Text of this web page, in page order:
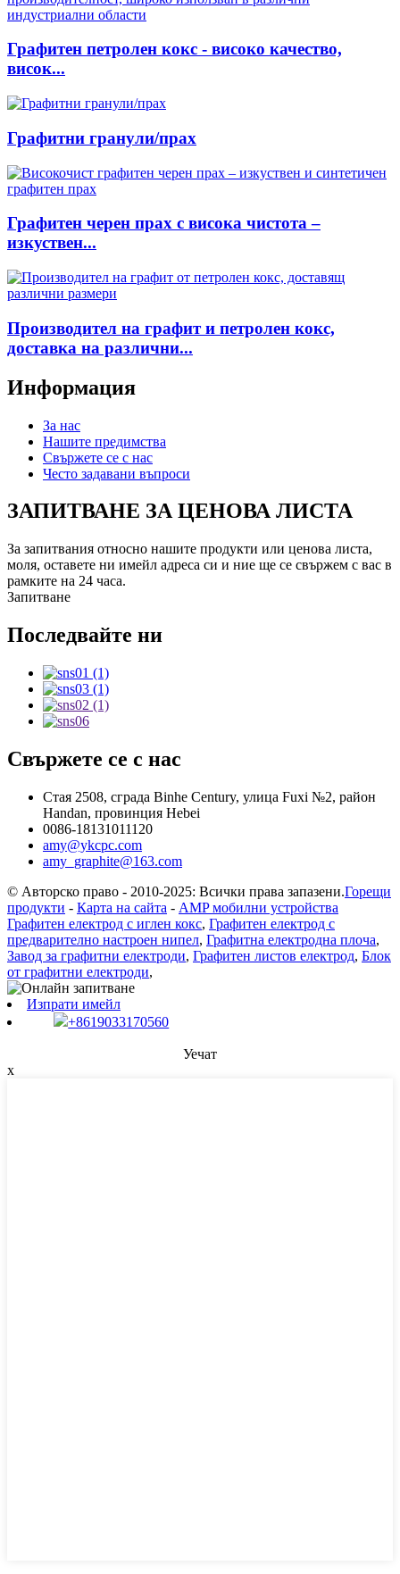
Графитен петролен кокс - високо качество,
висок...
Графитни гранули/прах
Графитен черен прах с висока чистота –
изкуствен...
Производител на графит и петролен кокс,
доставка на различни...
Информация
За нас
Нашите предимства
Свържете се с нас
Често задавани въпроси
ЗАПИТВАНЕ ЗА ЦЕНОВА ЛИСТА
За запитвания относно нашите продукти или ценова листа,
моля, оставете ни имейл адреса си и ние ще се свържем с вас в
рамките на 24 часа.
Запитване
Последвайте ни
Свържете се с нас
Стая 2508, сграда Binhe Century, улица Fuxi №2, район
Handan, провинция Hebei
0086-18131011120
amy@ykcpc.com
amy_graphite@163.com
© Авторско право - 2010-2025: Всички права запазени.Горещи
продукти - Карта на сайта - AMP мобилни устройства
Графитен електрод с иглен кокс, Графитен електрод с
предварително настроен нипел, Графитна електродна плоча,
Завод за графитни електроди, Графитен листов електрод, Блок
от графитни електроди,
Изпрати имейл
+8619033170560
Уечат
x